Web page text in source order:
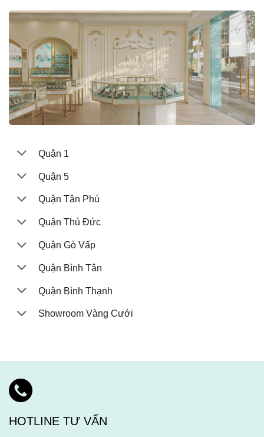
Quận 1
Quận 5
Quận Tân Phú
Quận Thủ Đức
Quận Gò Vấp
Quận Bình Tân
Quận Bình Thạnh
Showroom Vàng Cưới
HOTLINE TƯ VẤN